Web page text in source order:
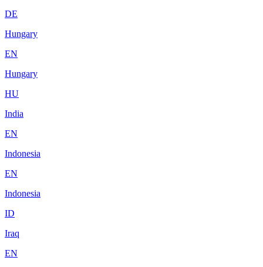
DE
Hungary
EN
Hungary
HU
India
EN
Indonesia
EN
Indonesia
ID
Iraq
EN